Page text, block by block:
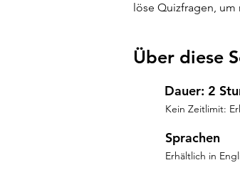
löse Quizfragen, um
Über diese
Dauer: 2
Kein Zeitlimit:
Sprachen
Erhältlich in